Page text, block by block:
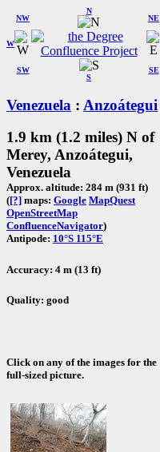
W
NW
N
NE
SW
S
SE
Venezuela : Anzoátegui
1.9 km (1.2 miles) N of
Merey, Anzoátegui,
Venezuela
Approx. altitude: 284 m (931 ft)
([?] maps: Google MapQuest
OpenStreetMap
ConfluenceNavigator)
Antipode: 10°S 115°E
Accuracy: 4 m (13 ft)
Quality: good
Click on any of the images for the
full-sized picture.